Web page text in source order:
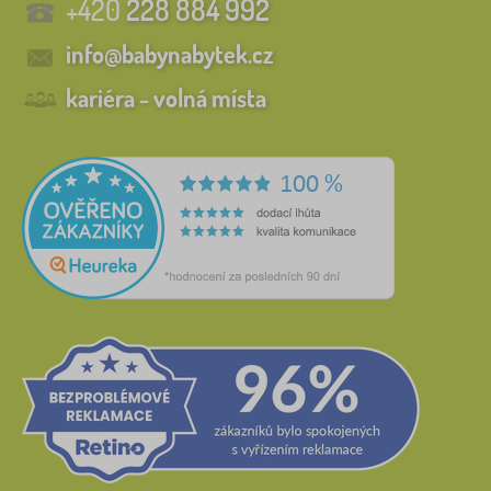
+420228 884 992
info@babynabytek.cz
kariéra - volná místa